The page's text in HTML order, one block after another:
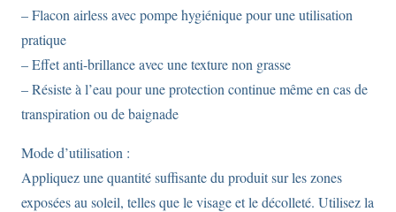
– Flacon airless avec pompe hygiénique pour une utilisation
pratique
– Effet anti-brillance avec une texture non grasse
– Résiste à l’eau pour une protection continue même en cas de
transpiration ou de baignade
Mode d’utilisation :
Appliquez une quantité suffisante du produit sur les zones
exposées au soleil, telles que le visage et le décolleté. Utilisez la